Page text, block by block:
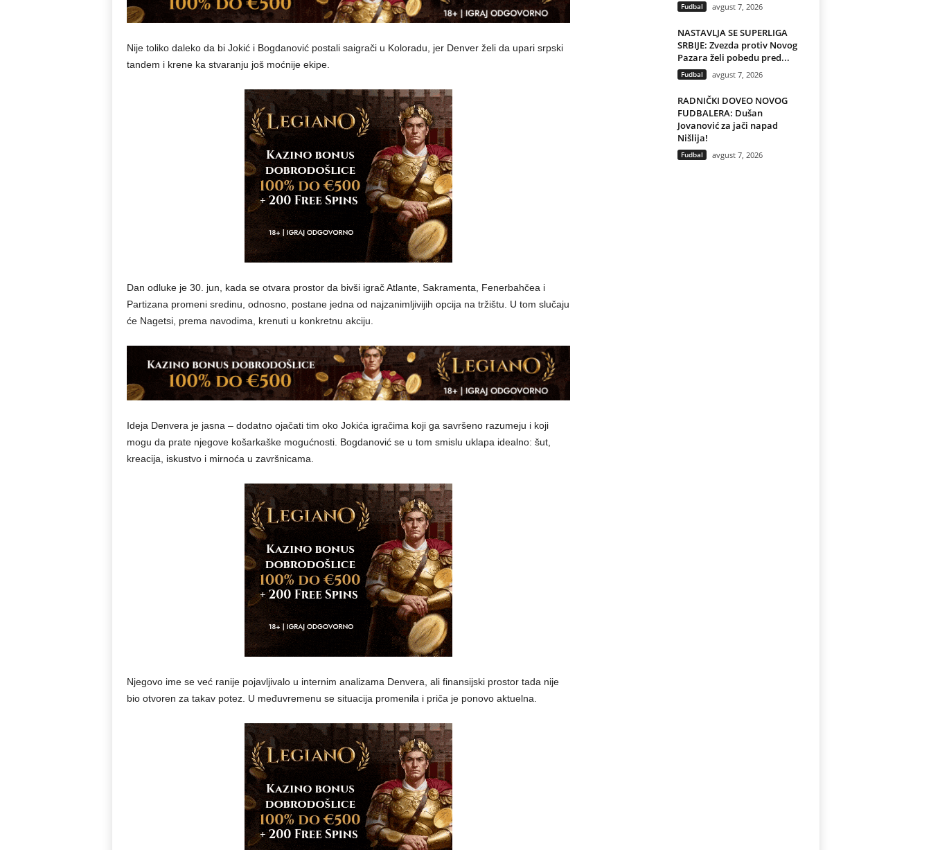
Nije toliko daleko da bi Jokić i Bogdanović postali saigrači u Koloradu, jer Denver želi da upari srpski
tandem i krene ka stvaranju još moćnije ekipe.
Dan odluke je 30. jun, kada se otvara prostor da bivši igrač Atlante, Sakramenta, Fenerbahčea i
Partizana promeni sredinu, odnosno, postane jedna od najzanimljivijih opcija na tržištu. U tom slučaju
će Nagetsi, prema navodima, krenuti u konkretnu akciju.
Ideja Denvera je jasna – dodatno ojačati tim oko Jokića igračima koji ga savršeno razumeju i koji
mogu da prate njegove košarkaške mogućnosti. Bogdanović se u tom smislu uklapa idealno: šut,
kreacija, iskustvo i mirnoća u završnicama.
Njegovo ime se već ranije pojavljivalo u internim analizama Denvera, ali finansijski prostor tada nije
bio otvoren za takav potez. U međuvremenu se situacija promenila i priča je ponovo aktuelna.
Fudbal avgust 7, 2026
NASTAVLJA SE SUPERLIGA
SRBIJE: Zvezda protiv Novog
Pazara želi pobedu pred...
Fudbal avgust 7, 2026
RADNIČKI DOVEO NOVOG
FUDBALERA: Dušan
Jovanović za jači napad
Nišlija!
Fudbal avgust 7, 2026